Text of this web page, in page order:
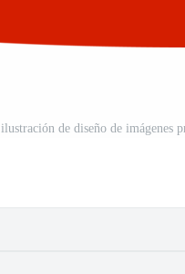
ilustración de diseño de imágenes